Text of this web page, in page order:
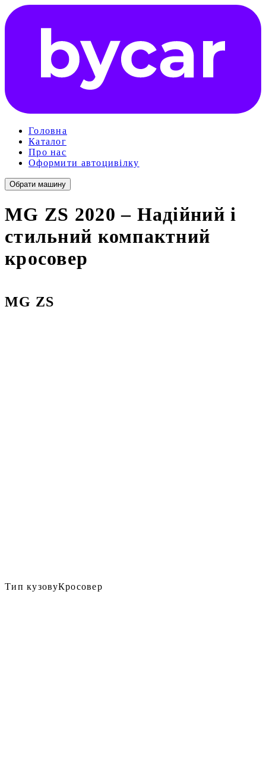
Головна
Каталог
Про нас
Оформити автоцивілку
Обрати машину
MG ZS 2020 – Надійний і
стильний компактний
кросовер
MG ZS
Тип кузовуКросовер